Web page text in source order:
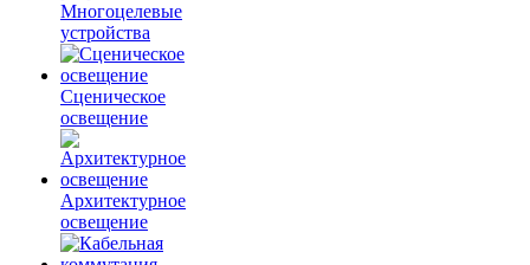
Многоцелевые
устройства
Сценическое
освещение
Архитектурное
освещение